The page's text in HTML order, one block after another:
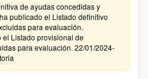
de ayudas concedidas y
publicado el Listado definitivo
para evaluación.
Listado provisional de
para evaluación. 22/01/2024-